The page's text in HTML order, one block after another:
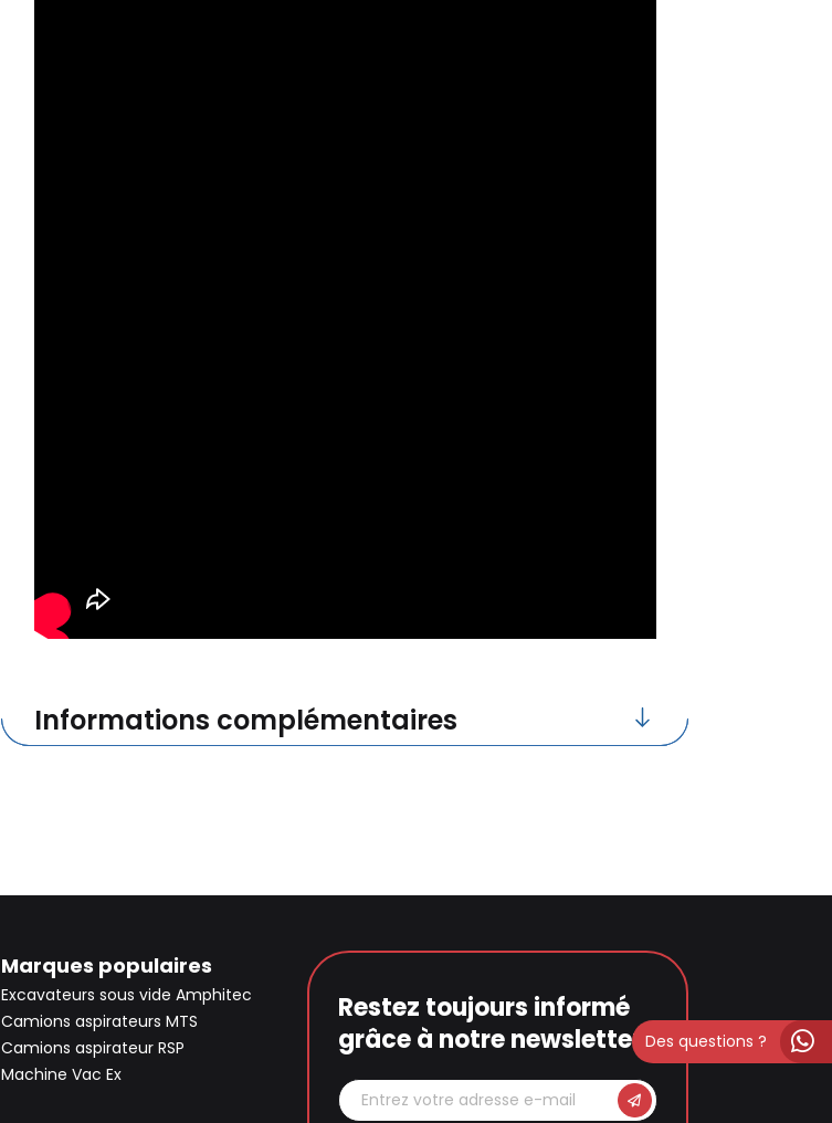
Informations complémentaires
Marques populaires
Excavateurs sous vide Amphitec
Camions aspirateurs MTS
Camions aspirateur RSP
Machine Vac Ex
Restez toujours informé
grâce à notre newsletter Des questions ?